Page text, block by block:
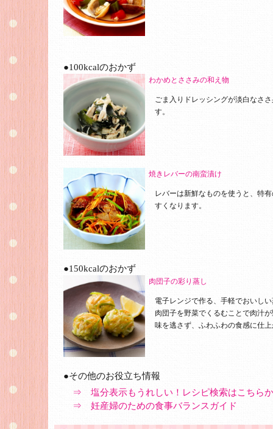
●100kcalのおかず
わかめとささみの和え物
ごま入りドレッシングが淡白なさ
す。
焼きレバーの南蛮漬け
レバーは新鮮なものを使うと、特
すくなります。
●150kcalのおかず
肉団子の彩り蒸し
電子レンジで作る、手軽でおいし
肉団子を野菜でくるむことで肉汁
味を逃さず、ふわふわの食感に仕
●その他のお役立ち情報
⇒ 塩分表示もうれしい！レシピ検索はこちら
⇒ 妊産婦のための食事バランスガイド